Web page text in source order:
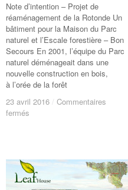
Note d’intention – Projet de
réaménagement de la Rotonde Un
bâtiment pour la Maison du Parc
naturel et l’Escale forestière – Bon
Secours En 2001, l’équipe du Parc
naturel déménageait dans une
nouvelle construction en bois,
à l’orée de la forêt
23 avril 2016 / Commentaires
fermés
23 avril 2016 / Commentaires
fermés